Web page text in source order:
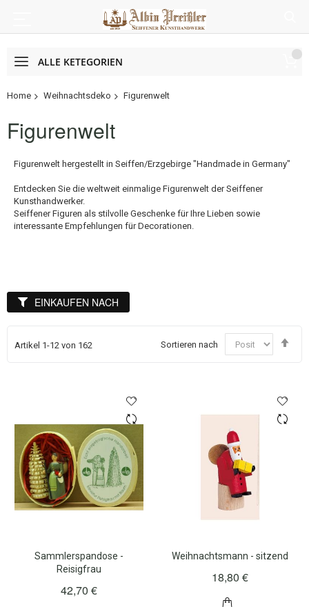
ALLE KETEGORIEN
Home Weihnachtsdeko Figurenwelt
Figurenwelt
Figurenwelt hergestellt in Seiffen/Erzgebirge "Handmade in Germany"
Entdecken Sie die weltweit einmalige Figurenwelt der Seiffener
Kunsthandwerker.
Seiffener Figuren als stilvolle Geschenke für Ihre Lieben sowie
interessante Empfehlungen für Decorationen.
Artikel 1-12 von 162 Sortieren nach
Sammlerspandose -
Reisigfrau
42,70 €
Weihnachtsmann - sitzend
18,80 €
EINKAUFEN NACH